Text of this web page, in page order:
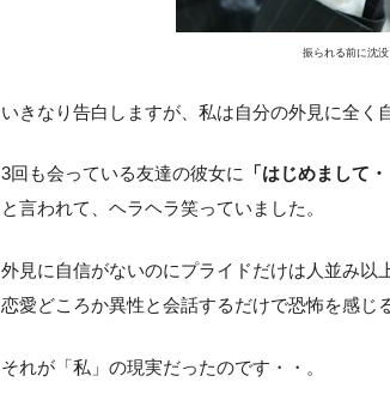
振られる前に沈没
いきなり告白しますが、私は自分の外見に全く
3回も会っている友達の彼女に 「はじめまして
と言われて、ヘラヘラ笑っていました。
外見に自信がないのにプライドだけは人並み以
恋愛どころか異性と会話するだけで恐怖を感じる
それが「私」の現実だったのです・・。